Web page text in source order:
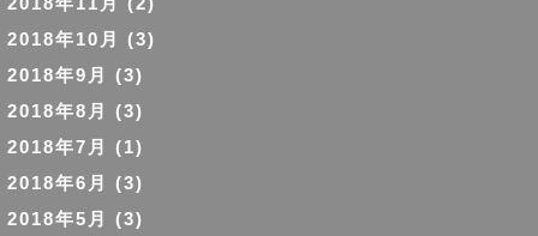
2018年10月
(3)
2018年9月
(3)
2018年8月
(3)
2018年7月
(1)
2018年6月
(3)
2018年5月
(3)